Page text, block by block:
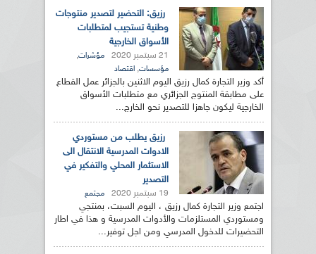
رزيق: التحضير لتصدير منتوجات
وطنية تستجيب لمتطلبات
الأسواق الخارجية
21 سبتمبر 2020 مؤشرات,
مؤسسات, اقتصاد
أكد وزير التجارة كمال رزيق اليوم الاثنين بالجزائر عمل القطاع
على مطابقة المنتوج الجزائري مع متطلبات الأسواق
الخارجية ليكون جاهزا للتصدير نحو الخارج...
رزيق يطلب من مستوردي
الادوات المدرسية الانتقال الى
الاستثمار المحلي والتفكير في
التصدير
19 سبتمبر 2020 مجتمع
اجتمع وزير التجارة كمال رزيق ، اليوم السبت، بمنتجي
ومستوردي المستلزمات والأدوات المدرسية و هذا في اطار
التحضيرات للدخول المدرسي ومن اجل توفير...